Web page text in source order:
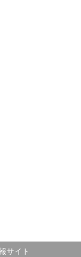
サイト